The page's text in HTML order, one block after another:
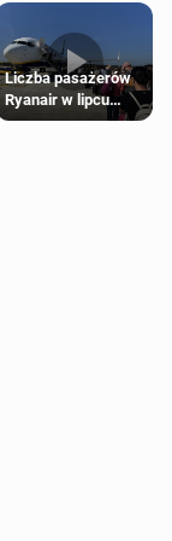
Liczba pasażerów
Ryanair w lipcu
pobiła rekord